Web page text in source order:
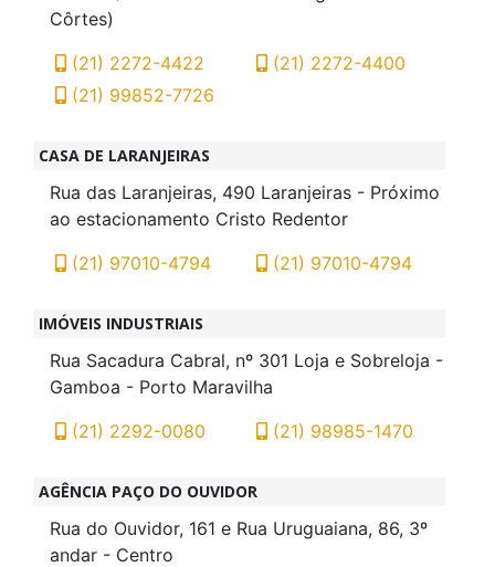
Côrtes)
(21) 2272-4422
(21) 2272-4400
(21) 99852-7726
CASA DE LARANJEIRAS
Rua das Laranjeiras, 490 Laranjeiras - Próximo
ao estacionamento Cristo Redentor
(21) 97010-4794
(21) 97010-4794
IMÓVEIS INDUSTRIAIS
Rua Sacadura Cabral, nº 301 Loja e Sobreloja -
Gamboa - Porto Maravilha
(21) 2292-0080
(21) 98985-1470
AGÊNCIA PAÇO DO OUVIDOR
Rua do Ouvidor, 161 e Rua Uruguaiana, 86, 3º
andar - Centro